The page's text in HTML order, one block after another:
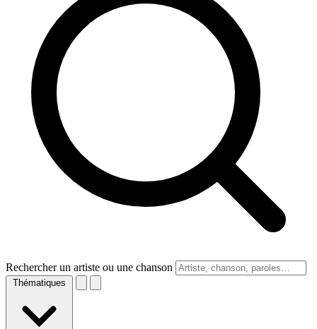
Rechercher un artiste ou une chanson
Thématiques